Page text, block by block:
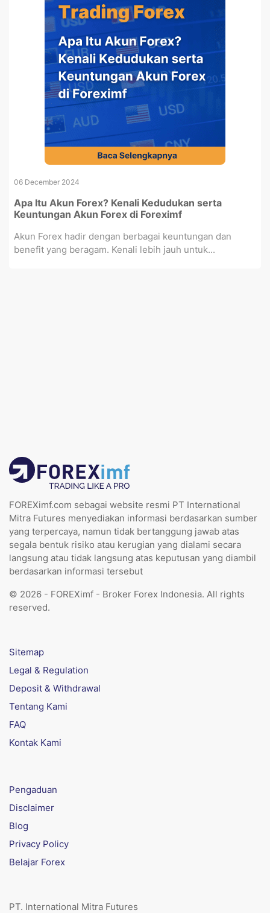
06 December 2024
Apa Itu Akun Forex? Kenali Kedudukan serta
Keuntungan Akun Forex di Foreximf
Akun Forex hadir dengan berbagai keuntungan dan
benefit yang beragam. Kenali lebih jauh untuk...
FOREXimf.com sebagai website resmi PT International
Mitra Futures menyediakan informasi berdasarkan sumber
yang terpercaya, namun tidak bertanggung jawab atas
segala bentuk risiko atau kerugian yang dialami secara
langsung atau tidak langsung atas keputusan yang diambil
berdasarkan informasi tersebut
© 2026 - FOREXimf - Broker Forex Indonesia. All rights
reserved.
Sitemap
Legal & Regulation
Deposit & Withdrawal
Tentang Kami
FAQ
Kontak Kami
Pengaduan
Disclaimer
Blog
Privacy Policy
Belajar Forex
PT. International Mitra Futures